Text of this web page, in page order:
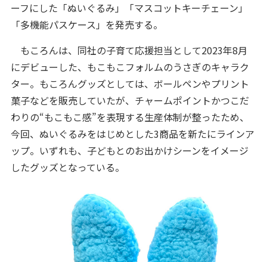
ーフにした「ぬいぐるみ」「マスコットキーチェーン」
「多機能パスケース」を発売する。
もころんは、同社の子育て応援担当として2023年8月
にデビューした、もこもこフォルムのうさぎのキャラク
ター。もころんグッズとしては、ボールペンやプリント
菓子などを販売していたが、チャームポイントかつこだ
わりの“もこもこ感”を表現する生産体制が整ったため、
今回、ぬいぐるみをはじめとした3商品を新たにラインア
ップ。いずれも、子どもとのお出かけシーンをイメージ
したグッズとなっている。